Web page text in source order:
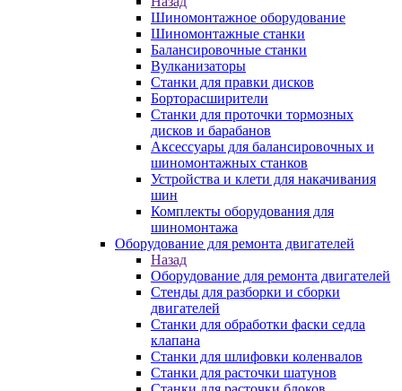
Шиномонтажное оборудование
Шиномонтажные станки
Балансировочные станки
Вулканизаторы
Станки для правки дисков
Борторасширители
Станки для проточки тормозных
дисков и барабанов
Аксессуары для балансировочных и
шиномонтажных станков
Устройства и клети для накачивания
шин
Комплекты оборудования для
шиномонтажа
Оборудование для ремонта двигателей
Назад
Оборудование для ремонта двигателей
Стенды для разборки и сборки
двигателей
Станки для обработки фаски седла
клапана
Станки для шлифовки коленвалов
Станки для расточки шатунов